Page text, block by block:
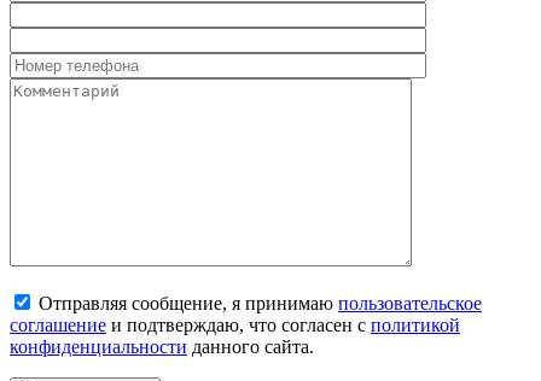
Отправляя сообщение, я принимаю пользовательское
соглашение и подтверждаю, что согласен с политикой
конфиденциальности данного сайта.